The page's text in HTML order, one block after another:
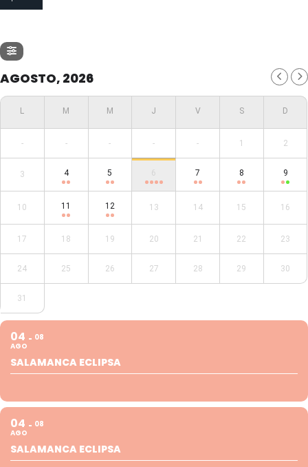
AGOSTO, 2026
- - - - - 1 2
3 4 5 6 7 8 9
10 11 12 13 14 15 16
17 18 19 20 21 22 23
24 25 26 27 28 29 30
31
04
AGO
08
SALAMANCA ECLIPSA
04
AGO
08
SALAMANCA ECLIPSA